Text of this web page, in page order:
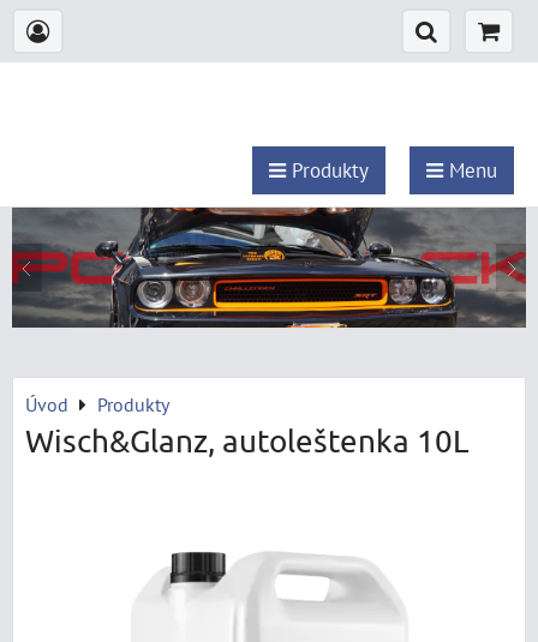
Produkty Menu
Úvod Produkty
Wisch&Glanz, autoleštenka 10L